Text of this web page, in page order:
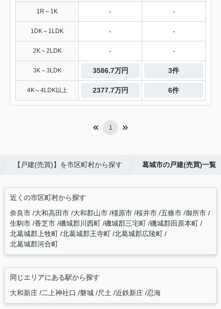
1R～1K - -
1DK～1LDK - -
2K～2LDK - -
3K～3LDK 3586.7万円 3件
4K～4LDK以上 2377.7万円 6件
1
【戸建(売買)】を市区町村から探す 葛城市の戸建(売買)一覧
近くの市区町村から探す
奈良市 大和高田市 大和郡山市 橿原市 桜井市 五條市 御所市
生駒市 香芝市 磯城郡川西町 磯城郡三宅町 磯城郡田原本町
北葛城郡上牧町 北葛城郡王寺町 北葛城郡広陵町
北葛城郡河合町
同じエリアにある駅から探す
大和新庄 二上神社口 磐城 尺土 近鉄新庄 忍海